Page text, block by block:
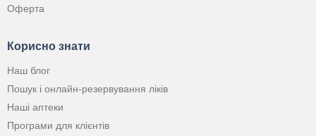
Оферта
Корисно знати
Наш блог
Пошук і онлайн-резервування ліків
Наші аптеки
Програми для клієнтів